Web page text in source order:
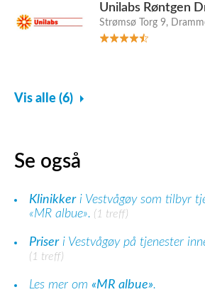
Unilabs Røntgen
Strømsø Torg 9,
Vis alle (6)
Se også
Klinikkeri Vestvågøy som tilbyr
«MR albue». (1 treff)
Priseri Vestvågøy på tjenester
(1 treff)
Les mer om «MR albue».